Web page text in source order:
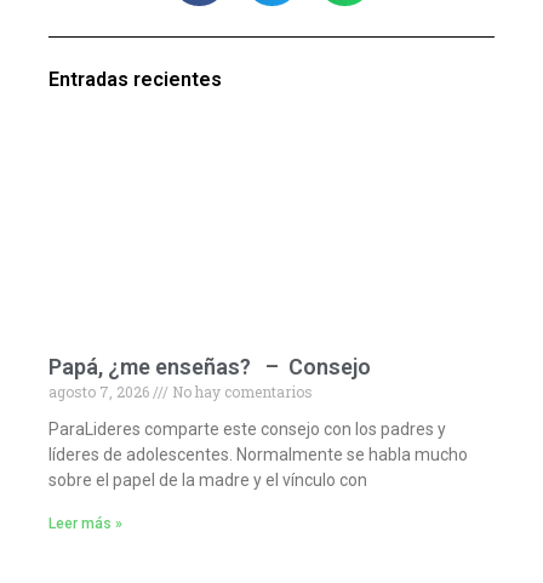
Entradas recientes
Papá, ¿me enseñas? – Consejo
agosto 7, 2026
No hay comentarios
ParaLideres comparte este consejo con los padres y
líderes de adolescentes. Normalmente se habla mucho
sobre el papel de la madre y el vínculo con
Leer más »